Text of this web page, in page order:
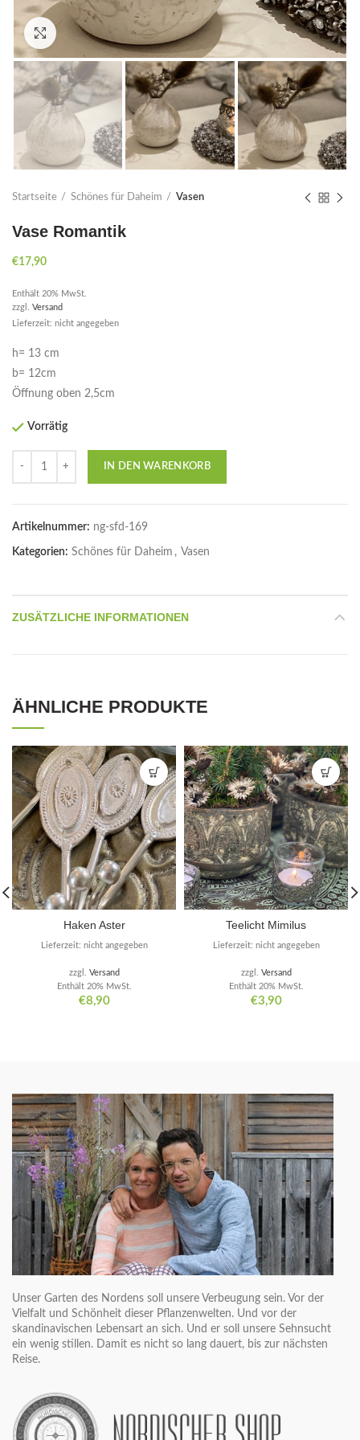
Click to enlarge
Startseite Schönes für Daheim Vasen
Vase Romantik
€17,90
Enthält 20% MwSt.
zzgl. Versand
Lieferzeit: nicht angegeben
h= 13 cm
b= 12cm
Öffnung oben 2,5cm
Vorrätig
IN DEN WARENKORB
Artikelnummer: ng-sfd-169
Kategorien: Schönes für Daheim , Vasen
ZUSÄTZLICHE INFORMATIONEN
ÄHNLICHE PRODUKTE
Haken Aster
€8,90
Enthält 20% MwSt.
zzgl. Versand
Lieferzeit: nicht angegeben
Teelicht Mimilus
€3,90
Enthält 20% MwSt.
zzgl. Versand
Lieferzeit: nicht angegeben
Unser Garten des Nordens soll unsere Verbeugung sein. Vor der
Vielfalt und Schönheit dieser Pflanzenwelten. Und vor der
skandinavischen Lebensart an sich. Und er soll unsere Sehnsucht
ein wenig stillen. Damit es nicht so lang dauert, bis zur nächsten
Reise.